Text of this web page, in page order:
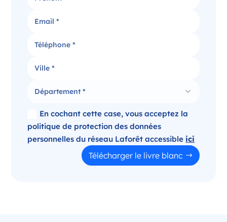
En cochant cette case, vous acceptez la
politique de protection des données
personnelles du réseau Laforêt accessible ici
Télécharger le livre blanc